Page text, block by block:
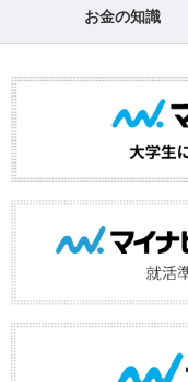
お金の知識